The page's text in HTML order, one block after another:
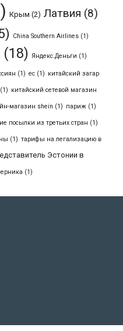
Крым (2) Латвия (8)
Сhina Southern Airlines (1)
(18) Яндекс.Деньги (1)
(1) ес (1) китайский загар
(1) китайский сетевой магазин
магазин shein (1) париж (1)
посылки из третьих стран (1)
(1) тарифы на легализацию в
Эстонии в
(1)